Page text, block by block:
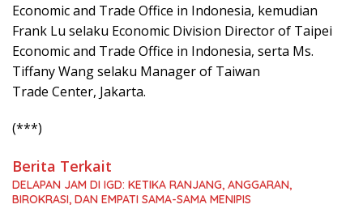
Economic and Trade Office in Indonesia, kemudian
Frank Lu selaku Economic Division Director of Taipei
Economic and Trade Office in Indonesia, serta Ms.
Tiffany Wang selaku Manager of Taiwan
Trade Center, Jakarta.
(***)
Berita Terkait
DELAPAN JAM DI IGD: KETIKA RANJANG, ANGGARAN,
BIROKRASI, DAN EMPATI SAMA-SAMA MENIPIS